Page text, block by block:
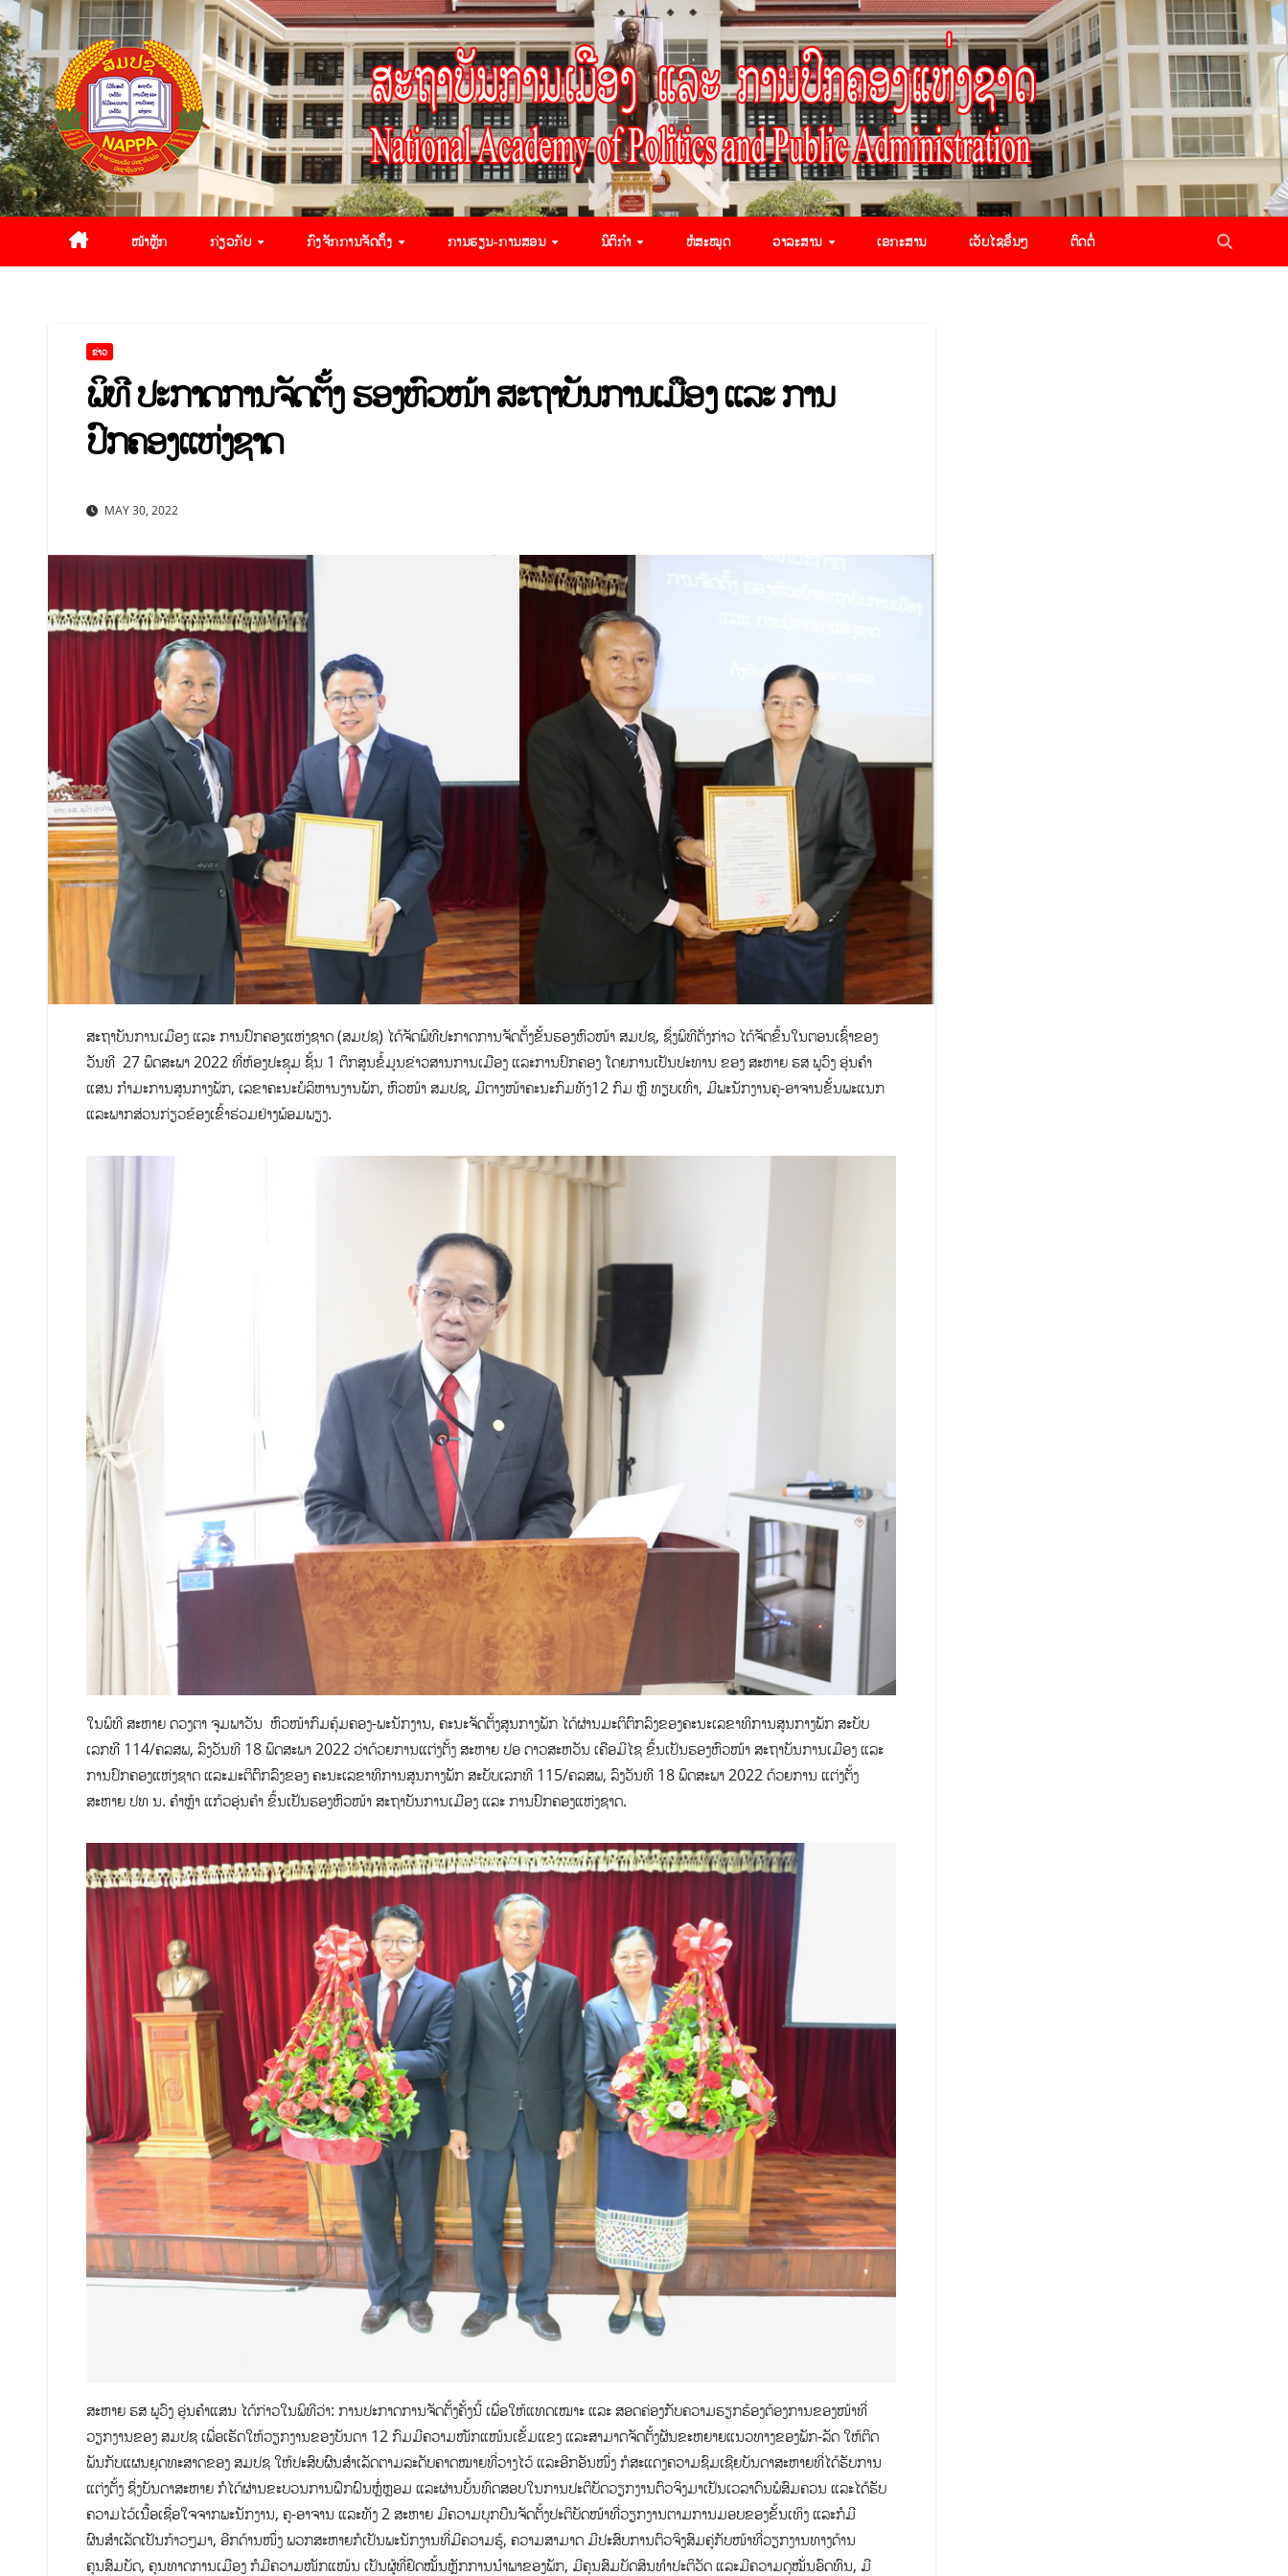
ໜ້າຫຼັກ ກ່ຽວກັບ ກົງຈັກການຈັດຕັ້ງ ການຮຽນ-ການສອນ ນິຕິກຳ ຫໍສະໝຸດ ວາລະສານ ເອກະສານ ເວັບໄຊອື່ນໆ ຕິດຕໍ່
ຂ່າວ
ພິທີ ປະກາດການຈັດຕັ້ງ ຮອງຫົວໜ້າ ສະຖາບັນການເມືອງ ແລະ ການ
ປົກຄອງແຫ່ງຊາດ
MAY 30, 2022
ສະຖາບັນການເມືອງ ແລະ ການປົກຄອງແຫ່ງຊາດ (ສມປຊ) ໄດ້​ຈັດ​ພິ​ທີ​ປະ​ກາດ​ການ​ຈັດ​ຕັ້ງຂັ້ນຮອງຫົວໜ້າ ສມປຊ, ຊຶ່ງ​ພິ​ທີ​ດັ່ງ​ກ່າວ ໄດ້ຈັດຂຶ້ນໃນຕອນເຊົ້າຂອງ
ວັນທີ 27 ພຶດສະພາ 2022 ທີ່ຫ້ອງປະຊຸມ ຊັ້ນ 1 ຕຶກສູນຂໍ້ມູນຂ່າວສານການເມືອງ ແລະການປົກຄອງ ໂດຍການເປັນປະທານ ຂອງ ສະຫາຍ ຮສ ພູວົງ ອຸ່ນຄຳ
ແສນ ກຳມະການສູນກາງພັກ, ເລຂາຄະນະບໍລິຫານງານພັກ, ຫົວໜ້າ ສມປຊ, ມີຕາງໜ້າຄະນະກົມທັງ12 ກົມ ຫຼື ທຽບເທົ່າ, ມີພະນັກງານຄູ-ອາຈານຂັ້ນພະແນກ
ແລະພາກສ່ວນ​ກ່ຽວ​ຂ້ອງເຂົ້າຮ່ວມຢ່າງພ້ອມພຽງ.
ໃນພິທີ ສະຫາຍ ດວງຕາ ຈູມພາວັນ ຫົວໜ້າກົມຄຸ້ມຄອງ-ພະນັກງານ, ຄະນະຈັດຕັ້ງສູນກາງພັກ ໄດ້ຜ່ານມະຕິຕົກລົງຂອງຄະນະເລຂາທິການສູນກາງພັກ ສະບັບ
ເລກທີ 114/ຄລສພ, ລົງວັນທີ 18 ພຶດສະພາ 2022 ວ່າດ້ວຍການແຕ່ງຕັ້ງ ສະຫາຍ ປອ ດາວສະຫວັນ ເຄືອມີໄຊ ຂຶ້ນເປັນຮອງຫົວໜ້າ ສະຖາບັນການເມືອງ ແລະ
ການປົກຄອງແຫ່ງຊາດ ແລະມະຕິຕົກລົງຂອງ ຄະນະເລຂາທິການສູນກາງພັກ ສະບັບເລກທີ 115/ຄລສພ, ລົງວັນທີ 18 ພຶດສະພາ 2022 ດ້ວຍການ ແຕ່ງຕັ້ງ
ສະຫາຍ ປທ ນ. ຄຳຫຼ້າ ແກ້ວອຸ່ນຄຳ ຂຶ້ນເປັນຮອງຫົວໜ້າ ສະຖາບັນການເມືອງ ແລະ ການປົກຄອງແຫ່ງຊາດ.
ສະຫາຍ ຮສ ພູວົງ ອຸ່ນຄໍາແສນ ໄດ້ກ່າວໃນພິທີວ່າ: ການປະກາດການຈັດຕັ້ງຄັ້ງນີ້ ເພື່ອໃຫ້ແທດເໝາະ ແລະ ສອດຄ່ອງກັບຄວາມຮຽກຮ້ອງຕ້ອງການຂອງໜ້າທີ່
ວຽກງານຂອງ ສມປຊ ເພື່ອເຮັດໃຫ້ວຽກງານຂອງບັນດາ 12 ກົມມີຄວາມໜັກແໜ້ນເຂັ້ມແຂງ ແລະສາມາດຈັດຕັ້ງຜັນຂະຫຍາຍແນວທາງຂອງພັກ-ລັດ ໃຫ້ຕິດ
ພັນກັບແຜນຍຸດທະສາດຂອງ ສມປຊ ໃຫ້ປະ​ສົບຜົນສຳເລັດຕາມລະດັບຄາດໝາຍທີ່ວາງໄວ້ ແລະອີກອັນໜຶ່ງ ກໍສະແດງຄວາມຊົມເຊີຍບັນດາສະຫາຍທີ່ໄດ້ຮັບການ
ແຕ່ງຕັ້ງ ຊຶ່ງບັນດາສະຫາຍ ກໍໄດ້ຜ່ານຂະບວນການຝຶກຝົນຫຼໍ່ຫຼອມ ແລະຜ່ານບັ້ນທົດສອບໃນການປະຕິບັດວຽກງານຕົວຈິງມາເປັນເວລາດົນພໍສົມຄວນ ແລະໄດ້ຮັບ
ຄວາມໄວ້ເນື້່ອເຊື່ອໃຈຈາກພະນັກງານ, ຄູ-ອາຈານ ແລະທັງ 2 ສະຫາຍ ມີຄວາມບຸກບືນຈັດຕັ້ງປະຕິບັດໜ້າທີ່ວຽກງານຕາມການມອບຂອງຂັ້ນເທິງ ແລະກໍມີ
ຜົນສຳເລັດເປັນກ້າວໆມາ, ອີກດ້ານໜຶ່ງ ພວກສະຫາຍກໍເປັນພະນັກງານທີ່ມີຄວາມຮູ້, ຄວາມສາມາດ ມີປະສົບການຕົວຈິງສົມຄູ່ກັບໜ້າທີ່ວຽກງານທາງດ້ານ
ຄຸນສົມບັດ, ຄຸນທາດການເມືອງ ກໍມີຄວາມໜັກແໜ້ນ ເປັນຜູ້ທີ່ຢຶດໝັ້ນຫຼັກການນຳພາຂອງພັກ, ມີຄຸນສົມບັດສິນທຳປະຕິວັດ ແລະມີຄວາມດຸໝັ່ນອົດທົນ, ມີ